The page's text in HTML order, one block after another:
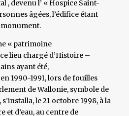
, devenu l’ « Hospice Saint-
âgées, l’édifice étant
monument.
« patrimoine
lieu chargé d’Histoire –
ayant été,
1990-1991, lors de fouilles
de Wallonie, symbole de
le 21 octobre 1998, à la
et d’eau, au centre de